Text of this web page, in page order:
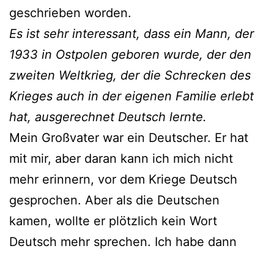
geschrieben worden.
Es ist sehr interessant, dass ein Mann, der
1933 in Ostpolen geboren wurde, der den
zweiten Weltkrieg, der die Schrecken des
Krieges auch in der eigenen Familie erlebt
hat, ausgerechnet Deutsch lernte.
Mein Großvater war ein Deutscher. Er hat
mit mir, aber daran kann ich mich nicht
mehr erinnern, vor dem Kriege Deutsch
gesprochen. Aber als die Deutschen
kamen, wollte er plötzlich kein Wort
Deutsch mehr sprechen. Ich habe dann